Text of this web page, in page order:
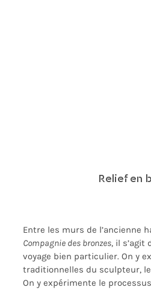
Relief en
Entre les murs de l’ancienne
Compagnie des bronzes, il s’agit
voyage bien particulier. On y
traditionnelles du sculpteur,
On y expérimente le